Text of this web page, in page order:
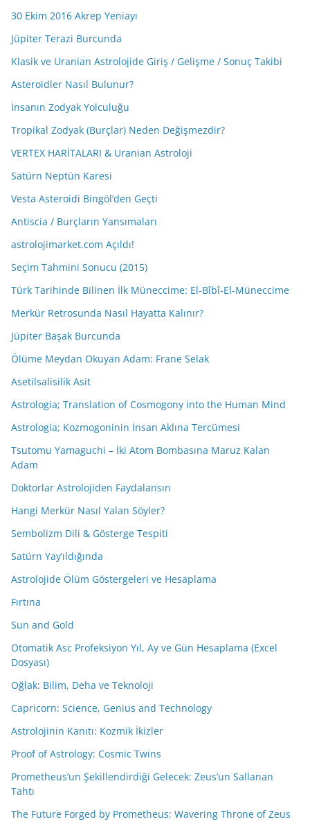
30 Ekim 2016 Akrep Yeniayı
Jüpiter Terazi Burcunda
Klasik ve Uranian Astrolojide Giriş / Gelişme / Sonuç Takibi
Asteroidler Nasıl Bulunur?
İnsanın Zodyak Yolculuğu
Tropikal Zodyak (Burçlar) Neden Değişmezdir?
VERTEX HARİTALARI & Uranian Astroloji
Satürn Neptün Karesi
Vesta Asteroidi Bingöl’den Geçti
Antiscia / Burçların Yansımaları
astrolojimarket.com Açıldı!
Seçim Tahmini Sonucu (2015)
Türk Tarihinde Bilinen İlk Müneccime: El-Bîbî-El-Müneccime
Merkür Retrosunda Nasıl Hayatta Kalınır?
Jüpiter Başak Burcunda
Ölüme Meydan Okuyan Adam: Frane Selak
Asetilsalisilik Asit
Astrologia; Translation of Cosmogony into the Human Mind
Astrologia; Kozmogoninin İnsan Aklına Tercümesi
Tsutomu Yamaguchi – İki Atom Bombasına Maruz Kalan
Adam
Doktorlar Astrolojiden Faydalansın
Hangi Merkür Nasıl Yalan Söyler?
Sembolizm Dili & Gösterge Tespiti
Satürn Yay’ıldığında
Astrolojide Ölüm Göstergeleri ve Hesaplama
Fırtına
Sun and Gold
Otomatik Asc Profeksiyon Yıl, Ay ve Gün Hesaplama (Excel
Dosyası)
Oğlak: Bilim, Deha ve Teknoloji
Capricorn: Science, Genius and Technology
Astrolojinin Kanıtı: Kozmik İkizler
Proof of Astrology: Cosmic Twins
Prometheus’un Şekillendirdiği Gelecek: Zeus’un Sallanan
Tahtı
The Future Forged by Prometheus: Wavering Throne of Zeus